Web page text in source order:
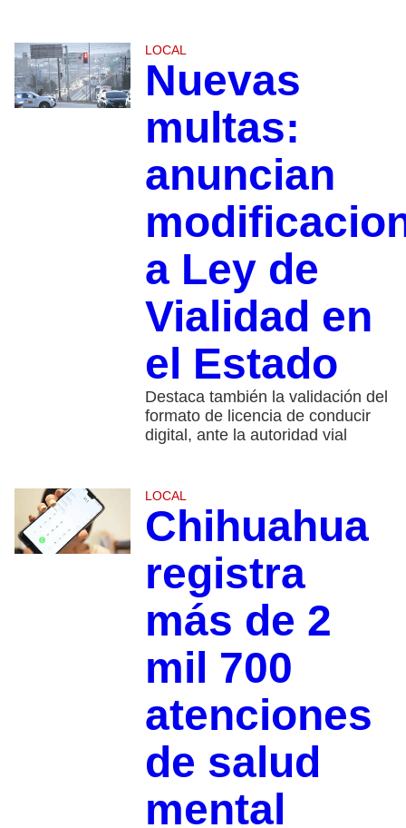
LOCAL
Nuevas
multas:
anuncian
a Ley de
Vialidad en
el Estado
Destaca también la validación del
formato de licencia de conducir
digital, ante la autoridad vial
LOCAL
Chihuahua
registra
más de 2
mil 700
atenciones
de salud
mental